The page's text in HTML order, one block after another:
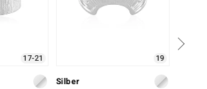
17-21 19
Silber